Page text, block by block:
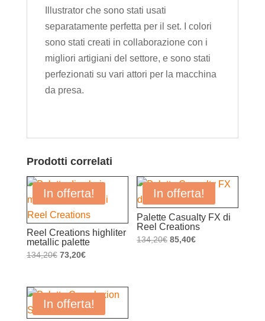
Illustrator che sono stati usati
separatamente perfetta per il set. I colori
sono stati creati in collaborazione con i
migliori artigiani del settore, e sono stati
perfezionati su vari attori per la macchina
da presa.
Prodotti correlati
In offerta!
Reel Creations highliter
metallic palette
134,20€ Il
originale
era:
134,20€.
73,20€Il
attuale
è:
73,20€.
In offerta!
Palette Casualty FX di
Reel Creations
134,20€ Il
85,40€Il
In offerta!